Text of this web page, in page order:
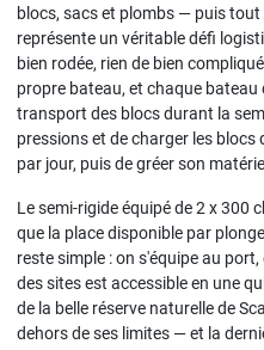
blocs, sacs et plombs — puis
représente un véritable défi
bien rodée, rien de bien
propre bateau, et chaque bateau
transport des blocs durant la
pressions et de charger les
par jour, puis de gréer son
Le semi-rigide équipé de 2 x 300
que la place disponible par
reste simple : on s'équipe au
des sites est accessible en une
de la belle réserve naturelle de
dehors de ses limites — et la